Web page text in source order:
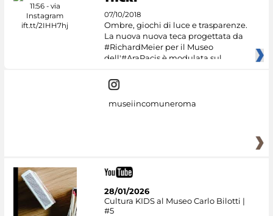
07/10/2018
Ombre, giochi di luce e trasparenze.
La nuova nuova teca progettata da
#RichardMeier per il Museo
dell'#AraPacis è modulata sul
museiincomuneroma
28/01/2026
Cultura KIDS al Museo Carlo Bilotti |
#5